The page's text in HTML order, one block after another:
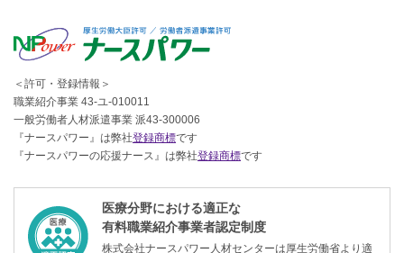
＜許可・登録情報＞
職業紹介事業 43-ユ-010011
一般労働者人材派遣事業 派43-300006
『ナースパワー』は弊社登録商標です
『ナースパワーの応援ナース』は弊社登録商標です
医療分野における適正な
有料職業紹介事業者認定制度
株式会社ナースパワー人材センターは厚生労働省より適